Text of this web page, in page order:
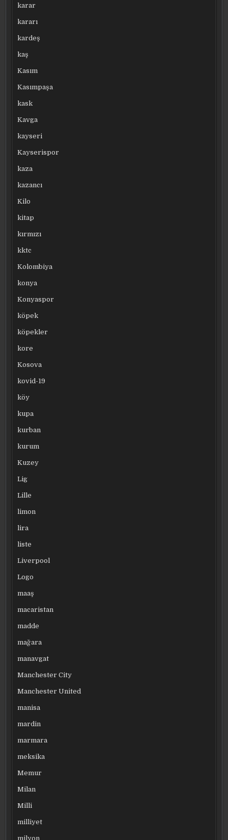
karar
kararı
kardeş
kaş
Kasım
Kasımpaşa
kask
Kavga
kayseri
Kayserispor
kaza
kazancı
Kilo
kitap
kırmızı
kktc
Kolombiya
konya
Konyaspor
köpek
köpekler
kore
Kosova
kovid-19
köy
kupa
kurban
kurum
Kuzey
Lig
Lille
limon
lira
liste
Liverpool
Logo
maaş
macaristan
madde
mağara
manavgat
Manchester City
Manchester United
manisa
mardin
marmara
meksika
Memur
Milan
Milli
milliyet
milyon